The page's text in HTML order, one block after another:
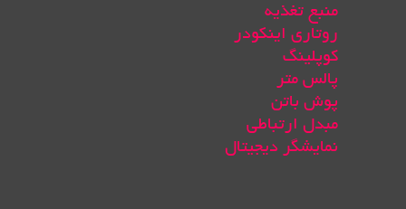
منبع تغذیه
روتاری اینکودر
کوپلینگ
پالس متر
پوش باتن
مبدل ارتباطی
نمایشگر دیجیتال